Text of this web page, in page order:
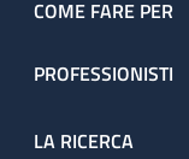
COME FARE PER
PROFESSIONISTI
LA RICERCA